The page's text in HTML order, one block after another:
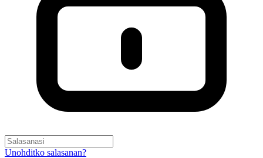
Unohditko salasanan?